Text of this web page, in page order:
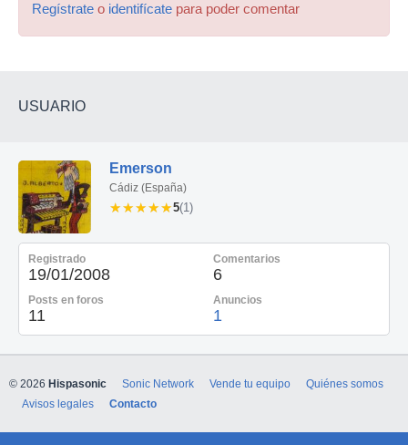
Regístrate o identifícate para poder comentar
USUARIO
Emerson
Cádiz (España)
★★★★★
★★★★★5(1)
Registrado
19/01/2008
Comentarios
6
Posts en foros
11
Anuncios
1
© 2026 Hispasonic Sonic Network Vende tu equipo
Quiénes somos
Avisos legales
Contacto